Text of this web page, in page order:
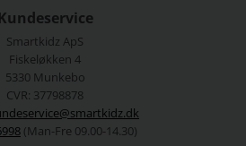
Kundeservice
Smartkidz ApS
Fiskeløkken 4
5330 Munkebo
CVR: 37798878
(Man-Fre 09.00-14.30)